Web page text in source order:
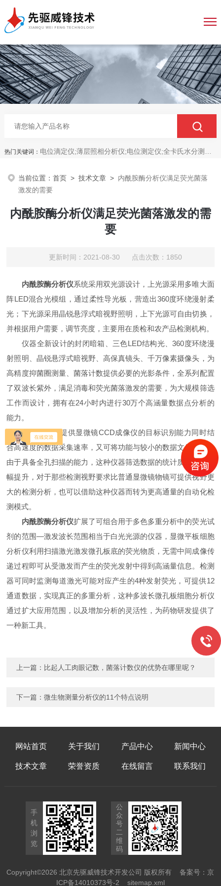
热门关键词： 电位滴定仪;薄层照相分析仪;电位测定仪;全卡氏水分测定仪;全自动永停滴定仪;菌落计数分析仪;抑菌圈测量仪;抑菌圈分析仪
当前位置：首页 >技术文章 > 内酰胺酶分析仪满足荧光菌落
激发的需要
内酰胺酶分析仪满足荧光菌落激发的需
要
更新时间：2021-08-30 点击次数：1850
内酰胺酶分析仪系统采用双光源设计，上光源采用多唯大面
阵LED混合光模组，通过柔性导光板，营造出360度环绕漫射柔
光；下光源采用晶锐悬浮式暗视野照明，上下光源可自由切换，
并根据用户需要，调节亮度，主要用在质检和农产品检测机构。
仪器全新设计的封闭暗箱、三色LED结构光、360度环绕漫
射照明、晶锐悬浮式暗视野、高保真镜头、千万像素摄像头，为
高精度抑菌圈测量、菌落计数提供必要的光影条件，全系列配置
了双波长紫外，满足消毒和荧光菌落激发的需要，为大规模筛选
工作而设计，拥有在24小时内进行30万个高涵量数据点分析的
能力。
该仪器既可提供显微镜CCD成像仪的目标识别能力同时结
合高速度的数据采集速率，又可将功能与较小的数据文件结合，
由于具备全孔扫描的能力，这种仪器筛选数据的统计质量得以大
幅提升，对于那些检测视野要求比普通显微镜物镜可提供视野更
大的检测分析，也可以借助这种仪器而转为更高通量的自动化检
测模式。
内酰胺酶分析仪扩展了可组合用于多色多重分析中的荧光试
剂的范围―激发波长范围相当于白光光源的仪器，显微平板细胞
分析仪利用扫描激光激发微孔板底的荧光物质，无需中间成像传
递过程即可从受激发而产生的荧光发射中得到高涵量信息。检测
器可同时监测每道激光可能对应产生的4种发射荧光，可提供12
通道数据，实现真正的多重分析，这种多波长微孔板细胞分析仪
通过扩大应用范围，以及增加分析的灵活性，为药物研发提供了
一种新工具。
上一篇： 比起人工肉眼记数，菌落计数仪的优势在哪里呢？
下一篇：微生物测量分析仪的11个特点说明
网站首页 关于我们 产品中心 新闻中心
技术文章 荣誉资质 在线留言 联系我们
手
机
浏
览
公
众
号
二
维
码
Copyright©2026 北京先驱威锋技术开发公司 版权所有备案号：京
ICP备14010373号-2
sitemap.xml